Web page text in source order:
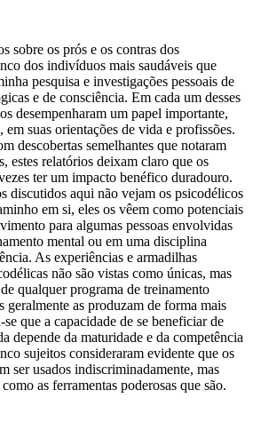
sobre os prós e os contras dos
dos indivíduos mais saudáveis ​​que
pesquisa e investigações pessoais de
e de consciência. Em cada um desses
desempenharam um papel importante,
suas orientações de vida e profissões.
descobertas semelhantes que notaram
estes relatórios deixam claro que os
ter um impacto benéfico duradouro.
discutidos aqui não vejam os psicodélicos
em si, eles os vêem como potenciais
para algumas pessoas envolvidas
mental ou em uma disciplina
As experiências e armadilhas
não são vistas como únicas, mas
qualquer programa de treinamento
geralmente as produzam de forma mais
que a capacidade de se beneficiar de
depende da maturidade e da competência
sujeitos consideraram evidente que os
ser usados ​​indiscriminadamente, mas
as ferramentas poderosas que são.